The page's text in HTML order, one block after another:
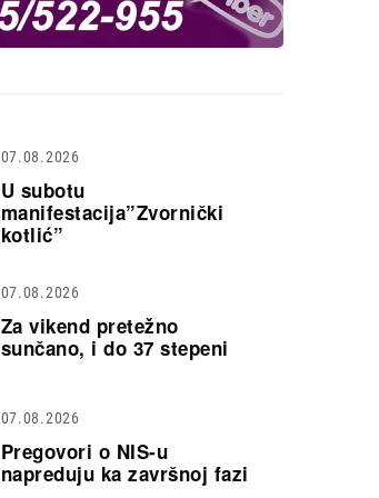
07.08.2026
U subotu
manifestacija”Zvornički
kotlić”
07.08.2026
Za vikend pretežno
sunčano, i do 37 stepeni
07.08.2026
Pregovori o NIS-u
napreduju ka završnoj fazi